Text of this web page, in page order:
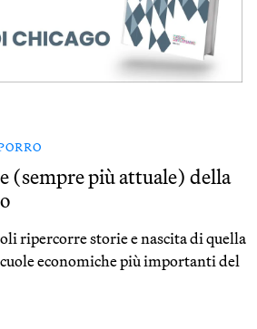
(sempre più attuale) della
ripercorre storie e nascita di quella
economiche più importanti del